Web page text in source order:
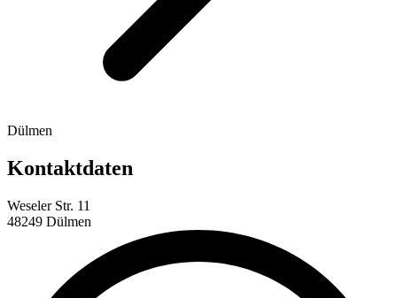
Dülmen
Kontaktdaten
Weseler Str. 11
48249 Dülmen